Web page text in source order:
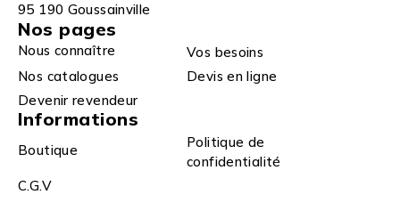
95 190 Goussainville
Nos pages
Nous connaître
Vos besoins
Nos catalogues
Devis en ligne
Devenir revendeur
Informations
Boutique
Politique de
confidentialité
C.G.V